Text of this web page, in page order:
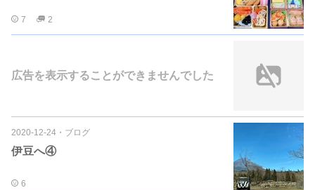
7 2
広告を表示することができませんでした
2020-12-24 ・ ブログ
伊豆へ④
6